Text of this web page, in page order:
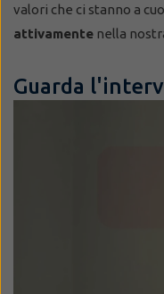
valori che ci stanno a
attivamente nella
Guarda